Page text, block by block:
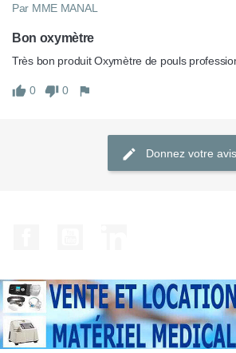
Par MME MANAL
Bon oxymètre
Très bon produit Oxymètre de pouls
0 0
Donnez votre avis